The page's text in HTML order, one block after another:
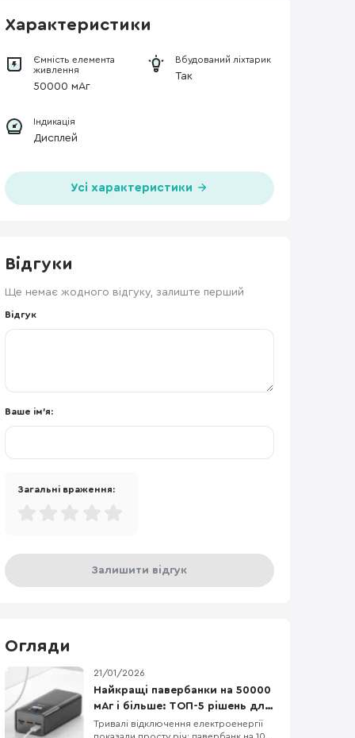
Характеристики
Ємність елемента
живлення
50000 мАг
Вбудований ліхтарик
Так
Індикація
Дисплей
Усі характеристики
Відгуки
Ще немає жодного відгуку, залиште перший
Відгук
Ваше ім'я:
Загальні враження:
Залишити відгук
Огляди
21/01/2026
Найкращі павербанки на 50000
мАг і більше: ТОП-5 рішень для
відключень і поїздок
Тривалі відключення електроенергії